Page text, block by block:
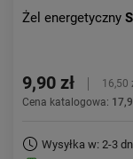
Żel energetyczny
9,90 zł
16,50
Cena katalogowa:
Wysyłka w: 2-3